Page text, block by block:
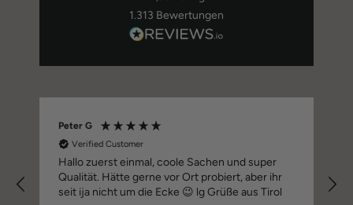
1.313 Bewertungen
Peter G
Verified Customer
Hallo zuerst einmal, coole Sachen und super
Qualität. Hätte gerne vor Ort probiert, aber ihr
seit ija nicht um die Ecke 😉 lg Grüße aus Tirol